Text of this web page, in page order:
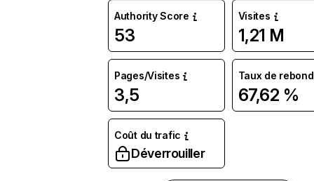
Authority Score
53
Visites
1,21 M
Pages/Visites
3,5
Taux de rebond
67,62 %
Coût du trafic
Déverrouiller